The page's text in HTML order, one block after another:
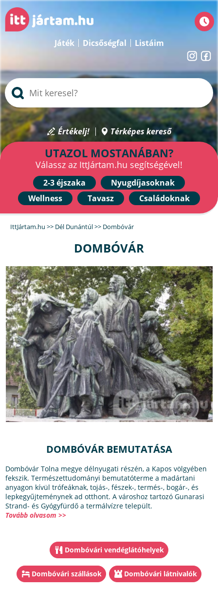
Játék Dicsőségfal Listáim
Értékelj! Térképes kereső
UTAZOL MOSTANÁBAN?
Válassz az IttJártam.hu segítségével!
2-3 éjszaka
Nyugdíjasoknak
Wellness
Tavasz Családoknak
IttJártam.hu >> Dél Dunántúl>> Dombóvár
DOMBÓVÁR
DOMBÓVÁR BEMUTATÁSA
Dombóvár Tolna megye délnyugati részén, a Kapos völgyében
fekszik. Természettudományi bemutatóterme a madártani
anyagon kívül trófeáknak, tojás-, fészek-, termés-, bogár-, és
lepkegyűjteménynek ad otthont. A városhoz tartozó Gunarasi
Strand- és Gyógyfürdő a termálvízre települt.
Tovább olvasom >>
Dombóvári vendéglátóhelyek
Dombóvári szállások Dombóvári látnivalók